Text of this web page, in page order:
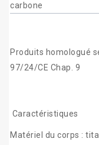
carbone
Produits homologué
97/24/CE Chap. 9
Caractéristiques
Matériel du corps :